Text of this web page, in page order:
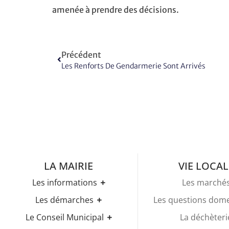
amenée à prendre des décisions.
Précédent
Les Renforts De Gendarmerie Sont Arrivés
LA MAIRIE
Les informations
Les horaires
Les élections
Les démarches
Etat-civil
Recensement militaire
Le Conseil Municipal
VIE
Les
Les questions
La